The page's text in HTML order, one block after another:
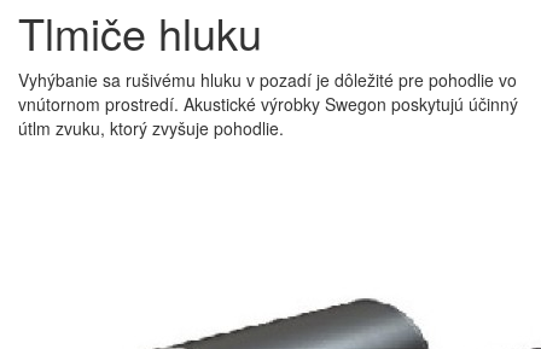
Tlmiče hluku
Vyhýbanie sa rušivému hluku v pozadí je dôležité pre pohodlie vo
vnútornom prostredí. Akustické výrobky Swegon poskytujú účinný
útlm zvuku, ktorý zvyšuje pohodlie.